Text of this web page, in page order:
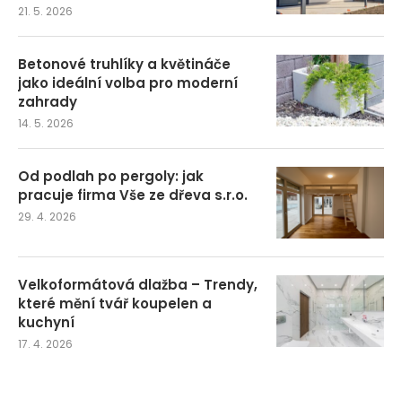
21. 5. 2026
Betonové truhlíky a květináče
jako ideální volba pro moderní
zahrady
14. 5. 2026
Od podlah po pergoly: jak
pracuje firma Vše ze dřeva s.r.o.
29. 4. 2026
Velkoformátová dlažba – Trendy,
které mění tvář koupelen a
kuchyní
17. 4. 2026